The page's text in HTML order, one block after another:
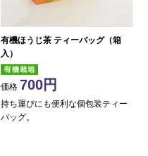
有機ほうじ茶 ティーバッグ（箱
入）
価格 700
持ち運びにも便利な個包装ティー
バッグ。